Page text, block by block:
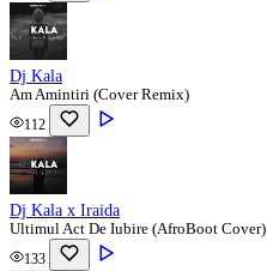
Dj Kala
Am Amintiri (Cover Remix)
112
Dj Kala x Iraida
Ultimul Act De Iubire (AfroBoot Cover)
133